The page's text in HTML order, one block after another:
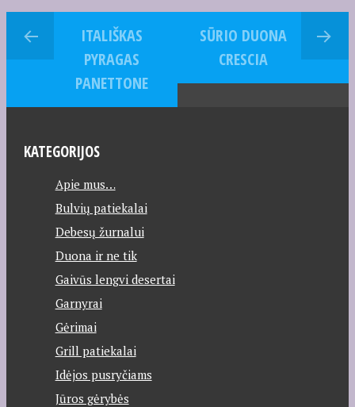
ITALIŠKAS
PYRAGAS
PANETTONE
SŪRIO DUONA
CRESCIA
KATEGORIJOS
Apie mus…
Bulvių patiekalai
Debesų žurnalui
Duona ir ne tik
Gaivūs lengvi desertai
Garnyrai
Gėrimai
Grill patiekalai
Idėjos pusryčiams
Jūros gėrybės